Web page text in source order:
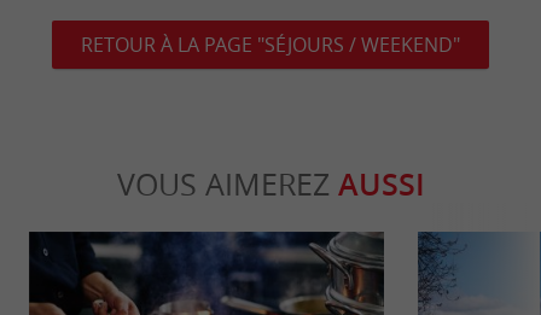
RETOUR À LA PAGE "SÉJOURS / WEEKEND"
VOUS AIMEREZ AUSSI